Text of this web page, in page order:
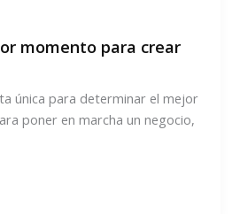
momento para crear
única para determinar el mejor
poner en marcha un negocio,